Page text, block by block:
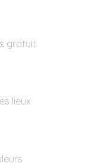
gratuit
lieux